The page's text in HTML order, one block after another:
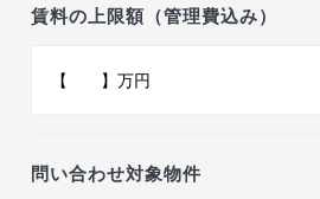
賃料の上限額（管理費込み）
問い合わせ対象物件